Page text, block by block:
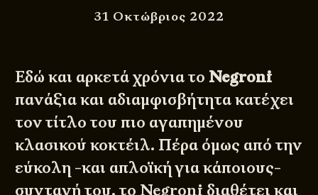
31 Οκτώβριος 2022
Εδώ και αρκετά χρόνια το Negroni
πανάξια και αδιαμφισβήτητα κατέχει
τον τίτλο του πιο αγαπημένου
κλασικού κοκτέιλ. Πέρα όμως από την
εύκολη -και απλοϊκή για κάποιους-
συνταγή του, το Negroni διαθέτει και